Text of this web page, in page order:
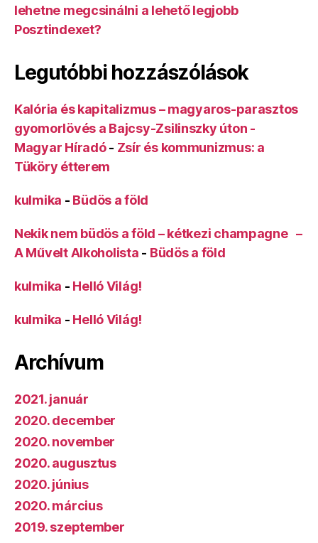
lehetne megcsinálni a lehető legjobb
Posztindexet?
Legutóbbi hozzászólások
Kalória és kapitalizmus – magyaros-parasztos
gyomorlövés a Bajcsy-Zsilinszky úton -
Magyar Híradó- Zsír és kommunizmus: a
Tüköry étterem
kulmika - Büdös a föld
Nekik nem büdös a föld – kétkezi champagne –
A Művelt Alkoholista - Büdös a föld
kulmika - Helló Világ!
kulmika - Helló Világ!
Archívum
2021. január
2020. december
2020. november
2020. augusztus
2020. június
2020. március
2019. szeptember